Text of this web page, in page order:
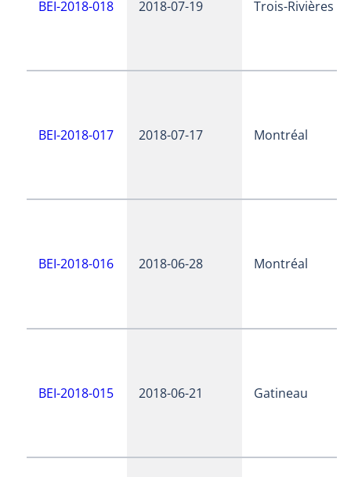
BEI-2018-018 2018-07-19 Trois-Rivières
BEI-2018-017 2018-07-17 Montréal
BEI-2018-016 2018-06-28 Montréal
BEI-2018-015 2018-06-21 Gatineau